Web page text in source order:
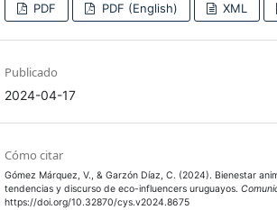
PDF PDF (English) XML
Publicado
2024-04-17
Cómo citar
Gómez Márquez, V., & Garzón Díaz, C. (2024). Bienestar
tendencias y discurso de eco-influencers uruguayos.
https://doi.org/10.32870/cys.v2024.8675